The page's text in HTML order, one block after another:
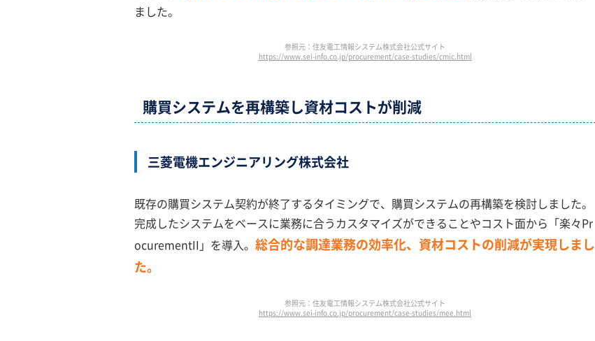
ました。
参照元：住友電工情報システム株式会社公式サイト
https://www.sei-info.co.jp/procurement/case-studies/cmic.html
購買システムを再構築し資材コストが削減
三菱電機エンジニアリング株式会社
既存の購買システム契約が終了するタイミングで、購買システムの再構築を検討しました。
完成したシステムをベースに業務に合うカスタマイズができることやコスト面から「楽々Pr
ocurementII」を導入。 総合的な調達業務の効率化、資材コストの削減が実現しまし
た。
参照元：住友電工情報システム株式会社公式サイト
https://www.sei-info.co.jp/procurement/case-studies/mee.html